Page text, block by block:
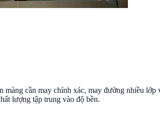
cần may chính xác, may đường nhiều lớp
lượng tập trung vào độ bền.